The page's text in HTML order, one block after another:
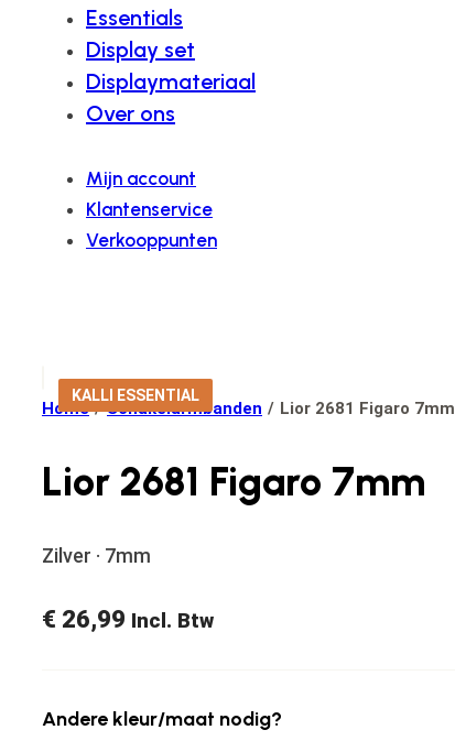
Essentials
Display set
Displaymateriaal
Over ons
Mijn account
Klantenservice
Verkooppunten
KALLI ESSENTIAL
Home / Schakelarmbanden / Lior 2681 Figaro 7mm
Lior 2681 Figaro 7mm
Zilver · 7mm
€ 26,99 Incl. Btw
Andere kleur/maat nodig?